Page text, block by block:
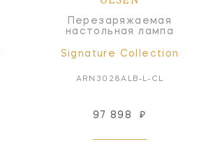
Перезаряжаемая
настольная лампа
Signature Collection
ARN3028ALB-L-CL
97 898 ₽